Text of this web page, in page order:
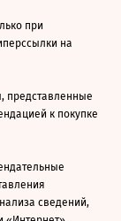
при
на
представленные
к покупке
сведений,